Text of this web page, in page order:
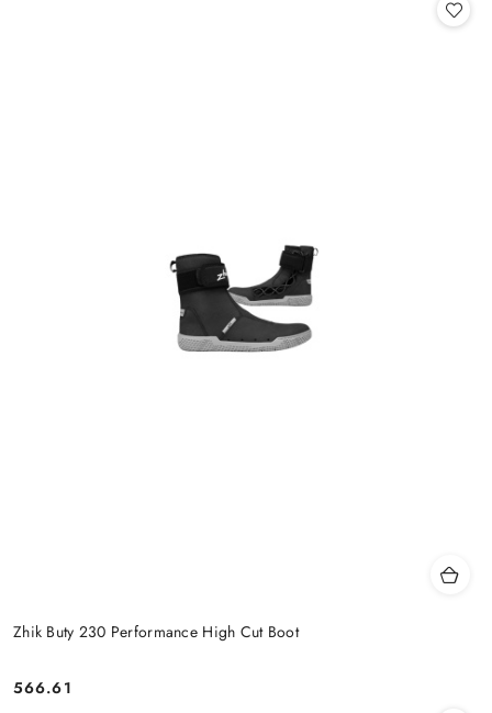
Zhik Buty 230 Performance High Cut Boot
Cena:
566.61